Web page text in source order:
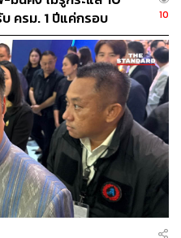
ม นิติสิริ
พันธุ์ สาลีรัฐวิภาค
เกาะติดวิกฤตการเมือง
ยกรัฐมนตรี การเมืองไทย
ครม. 1 ปีแค่กรอบ
10